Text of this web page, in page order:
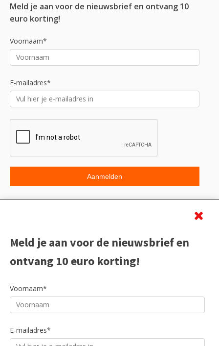
Meld je aan voor de nieuwsbrief en ontvang 10
euro korting!
Voornaam*
E-mailadres*
Meld je aan voor de nieuwsbrief en
ontvang 10 euro korting!
Voornaam*
E-mailadres*